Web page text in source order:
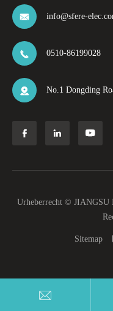
 info@sfere-
 0510-86199028
 No.1 Dongding
  
Urheberrecht © JIANGSU
Sitemap
